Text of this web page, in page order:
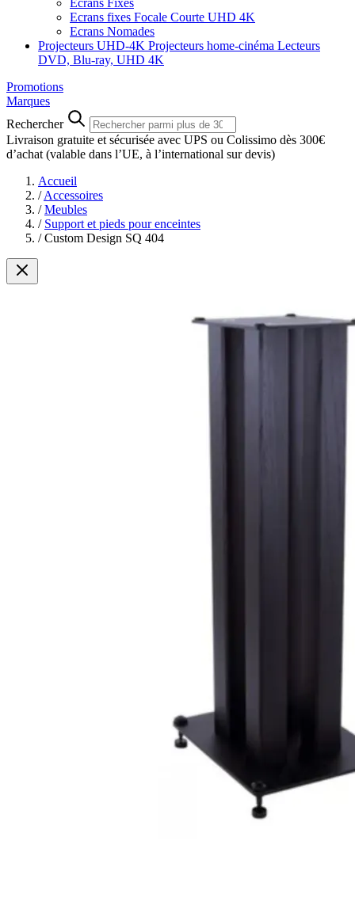
Ecrans Fixes
Ecrans fixes Focale Courte UHD 4K
Ecrans Nomades
Projecteurs UHD-4K Projecteurs home-cinéma Lecteurs
DVD, Blu-ray, UHD 4K
Promotions
Marques
Rechercher
Livraison gratuite et sécurisée avec UPS ou Colissimo dès 300€
d’achat (valable dans l’UE, à l’international sur devis)
Accueil
/ Accessoires
/ Meubles
/ Support et pieds pour enceintes
/ Custom Design SQ 404